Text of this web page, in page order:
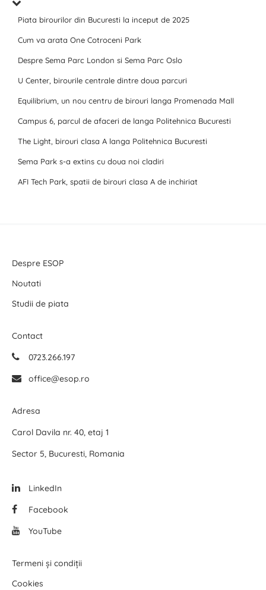
Piata birourilor din Bucuresti la inceput de 2025
Cum va arata One Cotroceni Park
Despre Sema Parc London si Sema Parc Oslo
U Center, birourile centrale dintre doua parcuri
Equilibrium, un nou centru de birouri langa Promenada Mall
Campus 6, parcul de afaceri de langa Politehnica Bucuresti
The Light, birouri clasa A langa Politehnica Bucuresti
Sema Park s-a extins cu doua noi cladiri
AFI Tech Park, spatii de birouri clasa A de inchiriat
Despre ESOP
Noutati
Studii de piata
Contact
0723.266.197
office@esop.ro
Adresa
Carol Davila nr. 40, etaj 1
Sector 5, Bucuresti, Romania
LinkedIn
Facebook
YouTube
Termeni și condiții
Cookies